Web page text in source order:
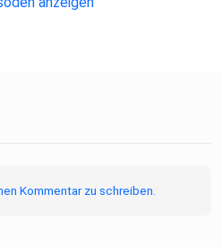
Kommentar zu schreiben.